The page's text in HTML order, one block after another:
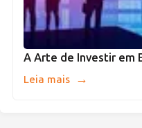
A Arte de Investir em
Leia mais →